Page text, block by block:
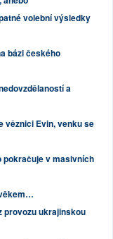
volební výsledky
bázi českého
a
věznici Evin, venku se
pokračuje v masivních
provozu ukrajinskou